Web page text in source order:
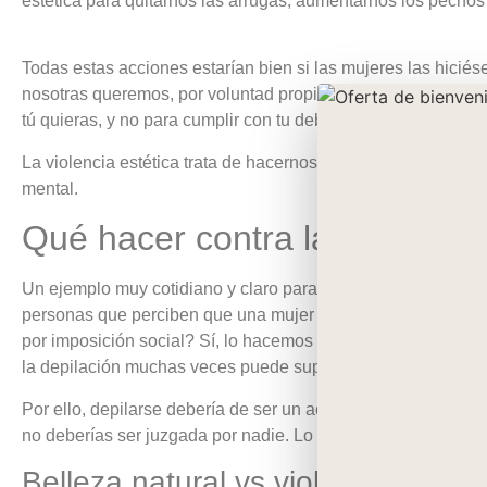
Todas estas acciones estarían bien si las mujeres las
nosotras queremos, por voluntad propia, es razonable.
tú quieras, y no para cumplir con tu deber, ni para los
La violencia estética trata de hacernos mal solo por el
mental.
Qué hacer contra la violencia
Un ejemplo muy cotidiano y claro para que entendamos
personas que perciben que una mujer que no está
por imposición social? Sí, lo hacemos y esto es una
la depilación muchas veces puede suponer mayor riesgo
Por ello, depilarse debería de ser un acto de libertad, no
no deberías ser juzgada por nadie. Lo mismo si tu decisión